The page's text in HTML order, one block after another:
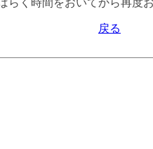
らく時間をおいてから再度
戻る